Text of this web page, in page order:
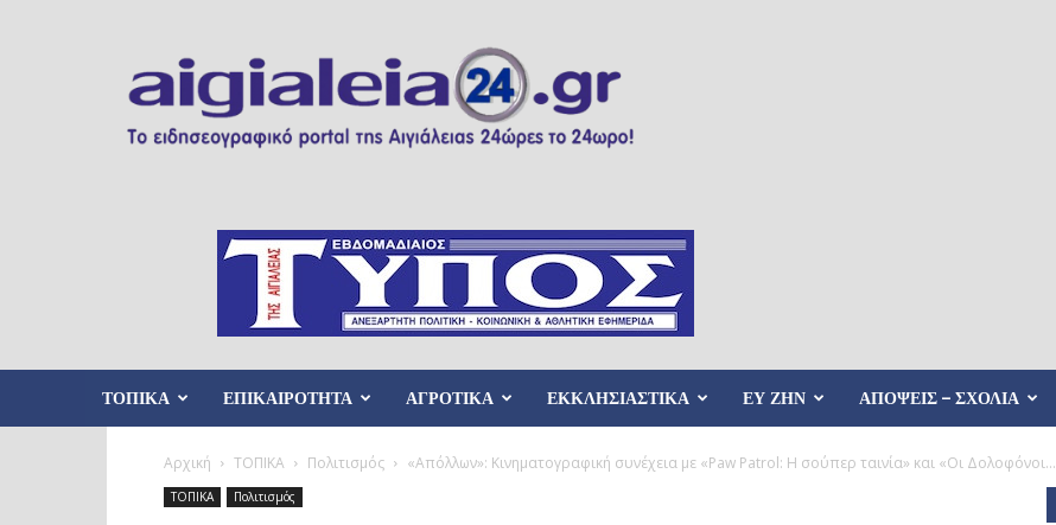
ΤΟΠΙΚΑ ΕΠΙΚΑΙΡΟΤΗΤΑ ΑΓΡΟΤΙΚΑ ΕΚΚΛΗΣΙΑΣΤΙΚΑ ΕΥ ΖΗΝ ΑΠΟΨΕΙΣ – ΣΧΟΛΙΑ
Αρχική ΤΟΠΙΚΑ Πολιτισμός «Απόλλων»: Κινηματογραφική συνέχεια με «Paw Patrol: Η σούπερ ταινία» και «Οι Δολοφόνοι...
ΤΟΠΙΚΑ Πολιτισμός